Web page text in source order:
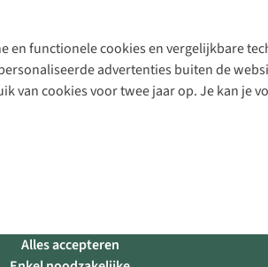
functionele cookies en vergelijkbare
advertenties buiten de
van cookies voor twee jaar op. Je kan je
Alles accepteren